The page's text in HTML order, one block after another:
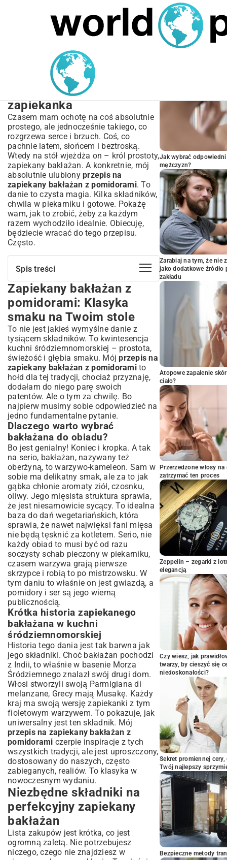
MARIUSZ ŁAMAGA 05.10.2025
Przepis na zapiekany
bakłażan z pomidorami –
prosta i pyszna
zapiekanka
Czasem mam ochotę na coś absolutnie
prostego, ale jednocześnie takiego, co
rozgrzewa serce i brzuch. Coś, co
pachnie latem, słońcem i beztroską.
Wtedy na stół wjeżdża on – król prostoty,
zapiekany bakłażan. A konkretnie, mój
absolutnie ulubiony przepis na
zapiekany bakłażan z pomidorami. To
danie to czysta magia. Kilka składników,
chwila w piekarniku i gotowe. Pokażę
wam, jak to zrobić, żeby za każdym
razem wychodziło idealnie. Obiecuję,
będziecie wracać do tego przepisu.
Często.
Spis treści
Zapiekany bakłażan z pomidorami:
Klasyka smaku na Twoim stole
Dlaczego warto wybrać bakłażana do
obiadu?
Krótka historia zapiekanego bakłażana w
kuchni śródziemnomorskiej
Niezbędne składniki na perfekcyjny
zapiekany bakłażan
Jak wybrać świeże bakłażany i soczyste
pomidory?
Rola ziół i przypraw w zapiekanym
bakłażanie
Krok po kroku: Jak przygotować
wyśmienity zapiekany bakłażan
Przygotowanie bakłażana: Solenie – czy to
konieczne?
Sekret warstwowania smaków: Idealna
kompozycja
Klucz do sukcesu: Czas i temperatura
pieczenia
Wariacje na temat zapiekanego
bakłażana: Odkryj nowe smaki
Zapiekany bakłażan w wersji
wegetariańskiej i wegańskiej
Dodatki, które wzbogacą Twoje danie
Szybki zapiekany bakłażan: Opcje dla
zabieganych
Z czym podawać zapiekany bakłażan?
Pomysły na serwowanie
Idealne wino i napoje do zapiekanego
bakłażana
Sałatki i dodatki komponujące się z daniem
Zapiekany bakłażan a zdrowie: Korzyści
z warzyw na talerzu
Wartości odżywcze bakłażana i pomidorów
Lekki obiad czy sycąca kolacja? Dopasuj
do swoich potrzeb
Często zadawane pytania o zapiekany
bakłażan (FAQ)
Podsumowanie: Zapiekany bakłażan –
danie, które pokochasz
Zapiekany bakłażan z
pomidorami: Klasyka
smaku na Twoim stole
To nie jest jakieś wymyślne danie z
tysiącem składników. To kwintesencja
kuchni śródziemnomorskiej – prostota,
świeżość i głębia smaku. Mójprzepis na
zapiekany bakłażan z pomidoramito
hołd dla tej tradycji, chociaż przyznaję,
dodałam do niego parę swoich
patentów. Ale o tym za chwilę. Bo
najpierw musimy sobie odpowiedzieć na
jedno fundamentalne pytanie.
Dlaczego warto wybrać
bakłażana do obiadu?
Bo jest genialny! Koniec i kropka. A tak
na serio, bakłażan, nazywany też
oberżyną, to warzywo-kameleon. Sam w
sobie ma delikatny smak, ale za to jak
gąbka chłonie aromaty ziół, czosnku,
oliwy. Jego mięsista struktura sprawia,
że jest niesamowicie sycący. To idealna
baza do dań wegetariańskich, która
sprawia, że nawet najwięksi fani mięsa
nie będą tęsknić za kotletem. Serio, nie
każdy obiad to musi być od razu
soczysty schab pieczony w piekarniku,
czasem warzywa grają pierwsze
skrzypce i robią to po mistrzowsku. W
tym daniu to właśnie on jest gwiazdą, a
pomidory i ser są jego wierną
publicznością.
Krótka historia zapiekanego
bakłażana w kuchni
śródziemnomorskiej
Historia tego dania jest tak barwna jak
jego składniki. Choć bakłażan pochodzi
z Indii, to właśnie w basenie Morza
Śródziemnego znalazł swój drugi dom.
Włosi stworzyli swoją Parmigiana di
melanzane, Grecy mają Musakę. Każdy
kraj ma swoją wersję zapiekanki z tym
fioletowym warzywem. To pokazuje, jak
uniwersalny jest ten składnik. Mój
przepis na zapiekany bakłażan z
pomidorami czerpie inspiracje z tych
wszystkich tradycji, ale jest uproszczony,
dostosowany do naszych, często
zabieganych, realiów. To klasyka w
nowoczesnym wydaniu.
Niezbędne składniki na
perfekcyjny zapiekany
bakłażan
Lista zakupów jest krótka, co jest
ogromną zaletą. Nie potrzebujesz
niczego, czego nie znajdziesz w
Jak wybrać
mężczyzn?
Zarabiaj na tym, że nie
jako dodatkowe
zakładu
Atopowe zapalenie
ciało?
Przerzedzone włosy
zatrzymać ten proces
Zeppelin – zegarki z
elegancją
Czy wiesz, jak
twarzy, by cieszyć się
niedoskonałości?
Sekret promiennej
Twój najlepszy
Bezpieczne metody